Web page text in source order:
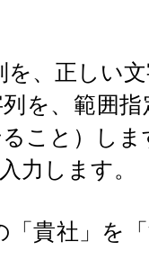
、正しい
、範囲指
こと）しま
します。
貴社」を